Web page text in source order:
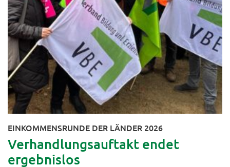
EINKOMMENSRUNDE DER LÄNDER 2026
Verhandlungsauftakt endet
ergebnislos